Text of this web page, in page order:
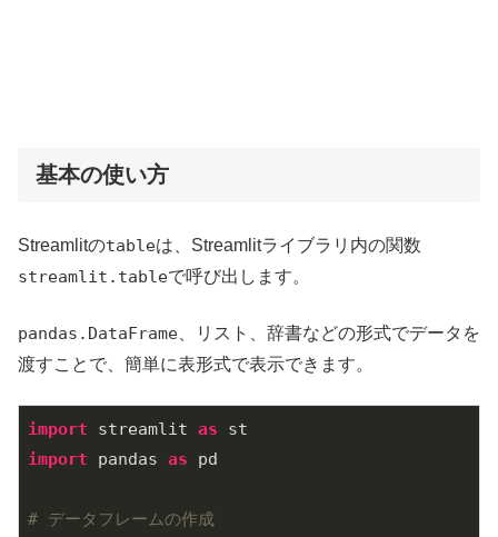
基本の使い方
Streamlitのtableは、Streamlitライブラリ内の関数
streamlit.tableで呼び出します。
pandas.DataFrame 、リスト、辞書などの形式でデータを
渡すことで、簡単に表形式で表示できます。
import streamlit as
import pandas as pd
# データフレームの作成